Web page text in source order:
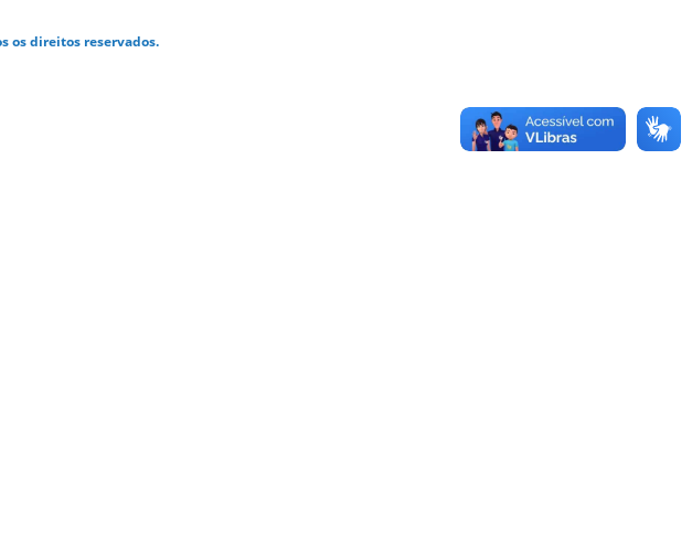
os direitos reservados.